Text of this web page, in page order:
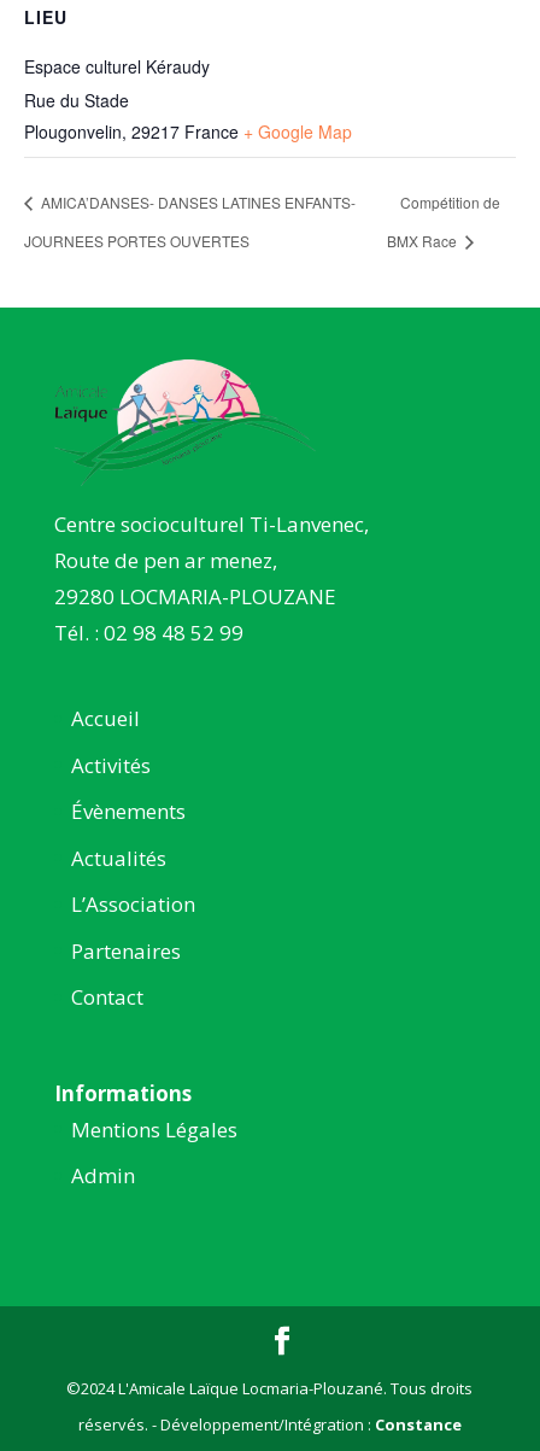
LIEU
Espace culturel Kéraudy
Rue du Stade
Plougonvelin, 29217 France + Google Map
AMICA’DANSES- DANSES LATINES ENFANTS-
JOURNEES PORTES OUVERTES
Compétition de
BMX Race
Centre socioculturel Ti-Lanvenec,
Route de pen ar menez,
29280 LOCMARIA-PLOUZANE
Tél. : 02 98 48 52 99
Accueil
Activités
Évènements
Actualités
L’Association
Partenaires
Contact
Informations
Mentions Légales
Admin
©2024 L'Amicale Laïque Locmaria-Plouzané. Tous droits
réservés. - Développement/Intégration : Constance